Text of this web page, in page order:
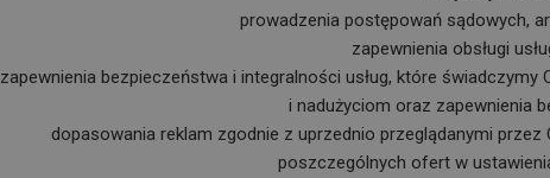
prowadzenia postępowań sądowych,
zapewnienia obsługi
zapewnienia bezpieczeństwa i integralności usług, które
i nadużyciom oraz zapewnienia
dopasowania reklam zgodnie z uprzednio przeglądanymi
poszczególnych ofert w